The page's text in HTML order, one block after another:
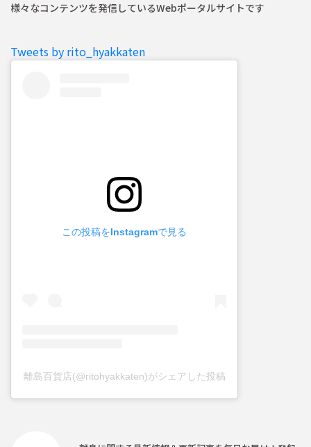
様々なコンテンツを発信しているWebポータルサイトです
Tweets by rito_hyakkaten
この投稿をInstagramで見る
離島百貨店(@ritohyakkaten)がシェアした投稿